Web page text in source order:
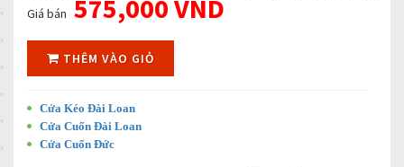
Giá bán 575,000 VND
THÊM VÀO GIỎ
Cửa Kéo Đài Loan
Cửa Cuốn Đài Loan
Cửa Cuốn Đức